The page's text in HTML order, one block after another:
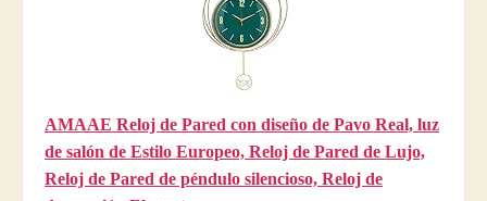
AMAAE Reloj de Pared con diseño de Pavo Real, luz
de salón de Estilo Europeo, Reloj de Pared de Lujo,
Reloj de Pared de péndulo silencioso, Reloj de